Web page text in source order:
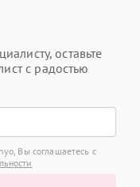
оставьте
с радостью
Вы соглашаетесь с